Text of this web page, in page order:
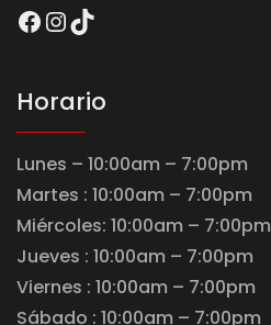
Facebook
Instagram
TikTok
Horario
Lunes – 10:00am – 7:00pm
Martes : 10:00am – 7:00pm
Miércoles: 10:00am – 7:00pm
Jueves : 10:00am – 7:00pm
Viernes : 10:00am – 7:00pm
Sábado : 10:00am – 7:00pm